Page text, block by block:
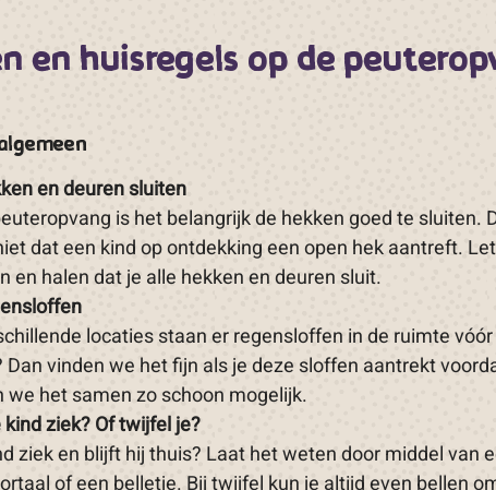
en huisregels op de
en deuren sluiten
is het belangrijk de hekken goed te sluiten.
dat een kind op ontdekking een open hek aantreft.
en halen dat je alle hekken en deuren sluit.
locaties staan er regensloffen in de ruimte
Dan vinden we het fijn als je deze sloffen aantrekt
we het samen zo schoon mogelijk.
kind ziek? Of twijfel je?
ziek en blijft hij thuis? Laat het weten door middel van
of een belletje. Bij twijfel kun je altijd even bellen